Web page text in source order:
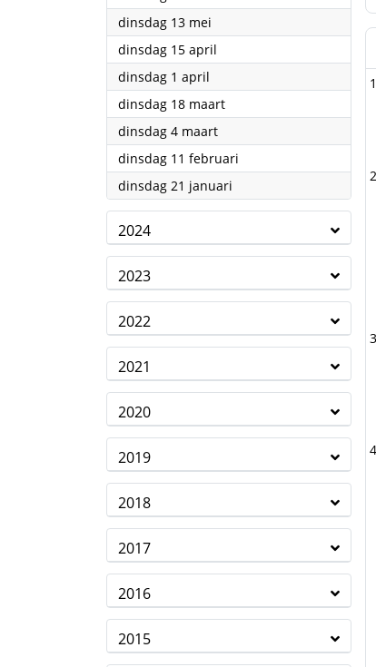
dinsdag 13 mei
dinsdag 15 april
dinsdag 1 april
dinsdag 18 maart2025
dinsdag 4 maart2025
dinsdag 11 februari
dinsdag 21 januari
2024
2023
2022
2021
2020
2019
2018
2017
2016
2015